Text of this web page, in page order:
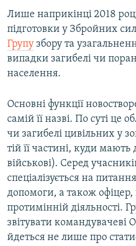
Лише наприкінці 2018
підготовки у Збройних
Групу збору та
випадки загибелі чи
населення.
Основні функції
самій її назві. По суті це
чи загибелі цивільних у
тій її частині, куди мають
військові). Серед
спеціалізується на
допомоги, а також офіцер,
протимінній діяльності.
звітувати командувачеві
йдеться не лише про